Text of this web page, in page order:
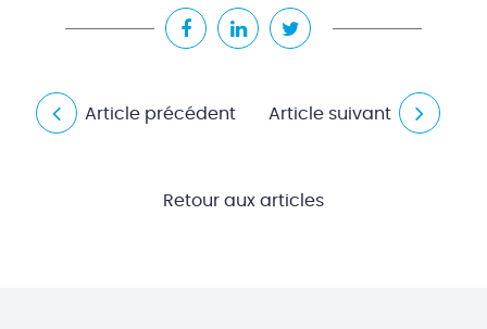
Article précédent Article suivant
Retour aux articles